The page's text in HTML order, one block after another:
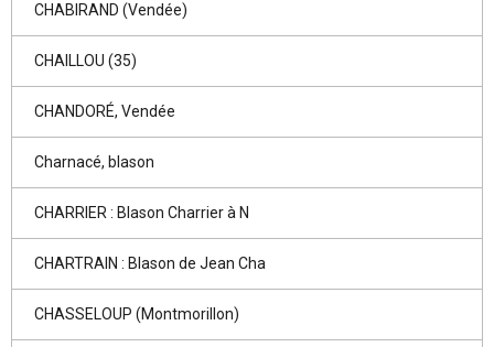
CHABIRAND (Vendée)
CHAILLOU (35)
CHANDORÉ, Vendée
Charnacé, blason
CHARRIER : Blason Charrier à N
CHARTRAIN : Blason de Jean Cha
CHASSELOUP (Montmorillon)